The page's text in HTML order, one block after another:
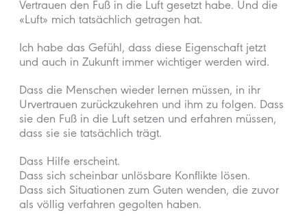
Vertrauen den Fuß in die Luft gesetzt habe. Und die
«Luft» mich tatsächlich getragen hat.
Ich habe das Gefühl, dass diese Eigenschaft jetzt
und auch in Zukunft immer wichtiger werden wird.
Dass die Menschen wieder lernen müssen, in ihr
Urvertrauen zurückzukehren und ihm zu folgen. Dass
sie den Fuß in die Luft setzen und erfahren müssen,
dass sie sie tatsächlich trägt.
Dass Hilfe erscheint.
Dass sich scheinbar unlösbare Konflikte lösen.
Dass sich Situationen zum Guten wenden, die zuvor
als völlig verfahren gegolten haben.